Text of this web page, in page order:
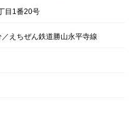
目1番20号
／えちぜん鉄道勝山永平寺線